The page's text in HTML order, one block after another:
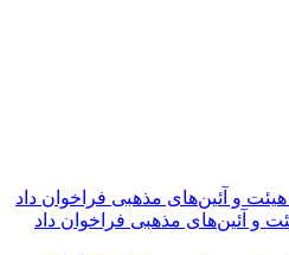
و آئین‌های مذهبی فراخوان داد